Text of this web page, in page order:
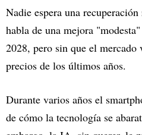
Nadie espera una
habla de una mejora
2028, pero sin que el mercado
precios de los últimos años.
Durante varios años el
de cómo la tecnología se